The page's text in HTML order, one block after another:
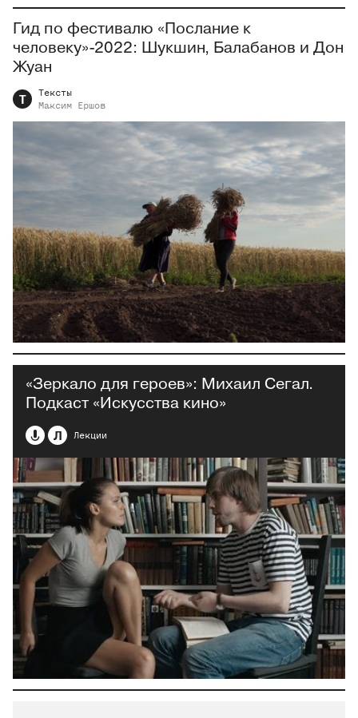
Гид по фестивалю «Послание к
человеку»-2022: Шукшин, Балабанов и Дон
Жуан
Т
Тексты
Максим
Ершов
«Зеркало для героев»: Михаил Сегал.
Подкаст «Искусства кино»
Л Лекции